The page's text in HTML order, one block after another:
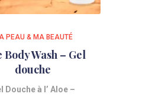
PEAU & MA BEAUTÉ
Body Wash – Gel
douche
Douche à l’ Aloe –